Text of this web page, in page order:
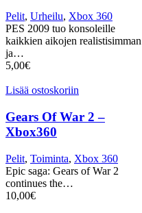
Pelit, Urheilu, Xbox 360
PES 2009 tuo konsoleille
kaikkien aikojen realistisimman
ja…
5,00€
Lisää ostoskoriin
Gears Of War 2 –
Xbox360
Pelit, Toiminta, Xbox 360
Epic saga: Gears of War 2
continues the…
10,00€